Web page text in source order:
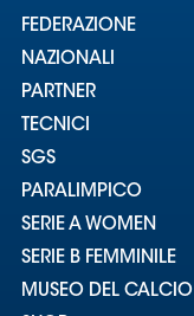
FEDERAZIONE
NAZIONALI
PARTNER
TECNICI
SGS
PARALIMPICO
SERIE A WOMEN
SERIE B FEMMINILE
MUSEO DEL CALCIO